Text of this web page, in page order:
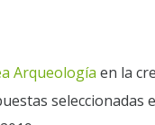
Arqueología en la
seleccionadas